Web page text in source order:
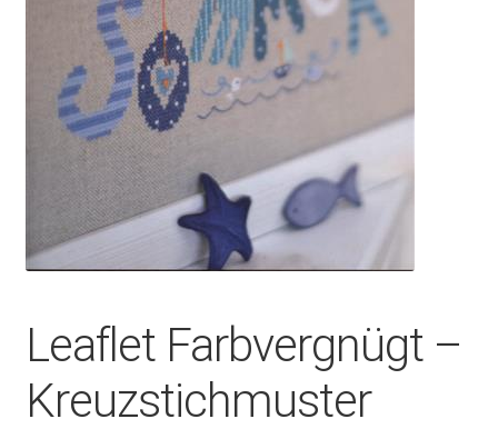
Leaflet Farbvergnügt –
Kreuzstichmuster